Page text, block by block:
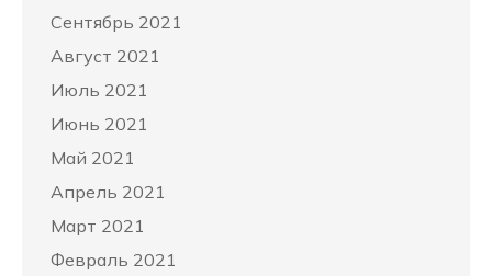
Сентябрь 2021
Август 2021
Июль 2021
Июнь 2021
Май 2021
Апрель 2021
Март 2021
Февраль 2021